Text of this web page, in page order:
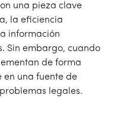
una pieza clave
la eficiencia
información
Sin embargo, cuando
de forma
en una fuente de
legales.